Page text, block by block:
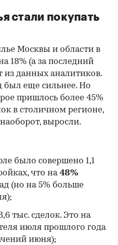
стали покупать
Москвы и области в
18% (а за последний
из данных аналитиков.
был еще сильнее. Но
пришлось более 45%
в столичном регионе,
выросли.
было совершено 1,1
что на48%
(но на 5% больше
тыс. сделок. Это на
июля прошлого года
июня);